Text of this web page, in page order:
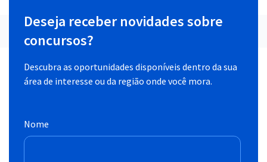
Deseja receber novidades sobre
concursos?
Descubra as oportunidades disponíveis dentro da sua
área de interesse ou da região onde você mora.
Nome